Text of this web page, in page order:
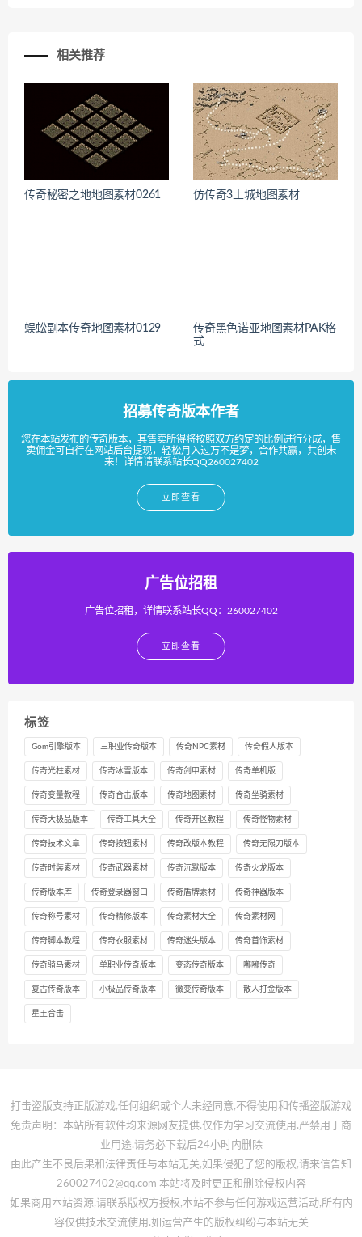
相关推荐
传奇秘密之地地图素材0261 仿传奇3土城地图素材
蜈蚣副本传奇地图素材0129
传奇黑色诺亚地图素材PAK格
式
招募传奇版本作者
您在本站发布的传奇版本，其售卖所得将按照双方约定的比例进行分成，售
卖佣金可自行在网站后台提现，轻松月入过万不是梦，合作共赢，共创未
来！详情请联系站长QQ260027402
立即查看
广告位招租
广告位招租，详情联系站长QQ：260027402
立即查看
标签
Gom引擎版本 三职业传奇版本 传奇NPC素材 传奇假人版本
传奇光柱素材 传奇冰雪版本 传奇剑甲素材 传奇单机版
传奇变量教程 传奇合击版本 传奇地图素材 传奇坐骑素材
传奇大极品版本 传奇工具大全 传奇开区教程 传奇怪物素材
传奇技术文章 传奇按钮素材 传奇改版本教程 传奇无限刀版本
传奇时装素材 传奇武器素材 传奇沉默版本 传奇火龙版本
传奇版本库 传奇登录器窗口 传奇盾牌素材 传奇神器版本
传奇称号素材 传奇精修版本 传奇素材大全 传奇素材网
传奇脚本教程 传奇衣服素材 传奇迷失版本 传奇首饰素材
传奇骑马素材 单职业传奇版本 变态传奇版本 嘟嘟传奇
复古传奇版本 小极品传奇版本 微变传奇版本 散人打金版本
星王合击
打击盗版支持正版游戏,任何组织或个人未经同意,不得使用和传播盗版游戏
免责声明：本站所有软件均来源网友提供.仅作为学习交流使用.严禁用于商
业用途.请务必下载后24小时内删除
由此产生不良后果和法律责任与本站无关,如果侵犯了您的版权,请来信告知
260027402@qq.com 本站将及时更正和删除侵权内容
如果商用本站资源,请联系版权方授权,本站不参与任何游戏运营活动,所有内
容仅供技术交流使用.如运营产生的版权纠纷与本站无关